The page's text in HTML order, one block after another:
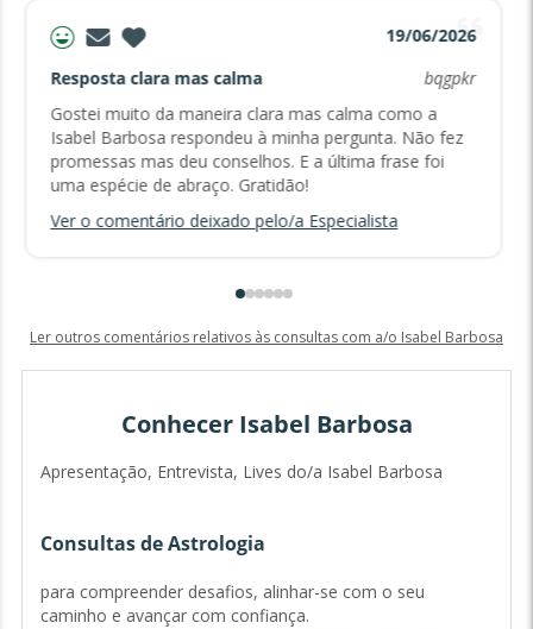
19/06/2026
Resposta clara mas calma
bqgpkr
Gostei muito da maneira clara mas calma como a
Isabel Barbosa respondeu à minha pergunta. Não fez
promessas mas deu conselhos. E a última frase foi
uma espécie de abraço. Gratidão!
Ver o comentário deixado pelo/a Especialista
Ler outros comentários relativos às consultas com a/o Isabel Barbosa
Conhecer Isabel Barbosa
Apresentação, Entrevista, Lives do/a Isabel Barbosa
Consultas de Astrologia
para compreender desafios, alinhar-se com o seu
caminho e avançar com confiança.